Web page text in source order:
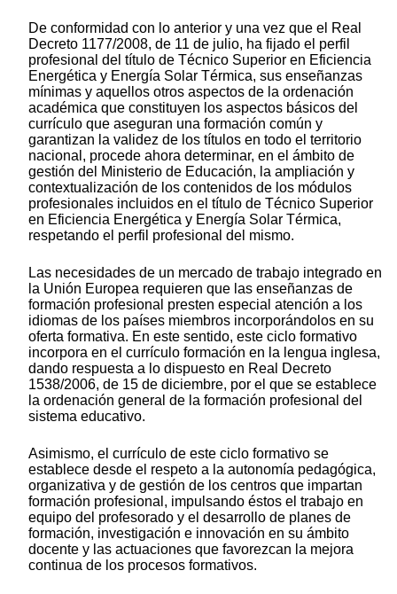
De conformidad con lo anterior y una vez que el Real
Decreto 1177/2008, de 11 de julio, ha fijado el perfil
profesional del título de Técnico Superior en Eficiencia
Energética y Energía Solar Térmica, sus enseñanzas
mínimas y aquellos otros aspectos de la ordenación
académica que constituyen los aspectos básicos del
currículo que aseguran una formación común y
garantizan la validez de los títulos en todo el territorio
nacional, procede ahora determinar, en el ámbito de
gestión del Ministerio de Educación, la ampliación y
contextualización de los contenidos de los módulos
profesionales incluidos en el título de Técnico Superior
en Eficiencia Energética y Energía Solar Térmica,
respetando el perfil profesional del mismo.
Las necesidades de un mercado de trabajo integrado en
la Unión Europea requieren que las enseñanzas de
formación profesional presten especial atención a los
idiomas de los países miembros incorporándolos en su
oferta formativa. En este sentido, este ciclo formativo
incorpora en el currículo formación en la lengua inglesa,
dando respuesta a lo dispuesto en Real Decreto
1538/2006, de 15 de diciembre, por el que se establece
la ordenación general de la formación profesional del
sistema educativo.
Asimismo, el currículo de este ciclo formativo se
establece desde el respeto a la autonomía pedagógica,
organizativa y de gestión de los centros que impartan
formación profesional, impulsando éstos el trabajo en
equipo del profesorado y el desarrollo de planes de
formación, investigación e innovación en su ámbito
docente y las actuaciones que favorezcan la mejora
continua de los procesos formativos.